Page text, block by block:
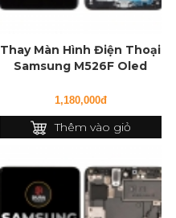
Thay Màn Hình Điện Thoại
Samsung M526F Oled
1,180,000đ
Thêm vào giỏ